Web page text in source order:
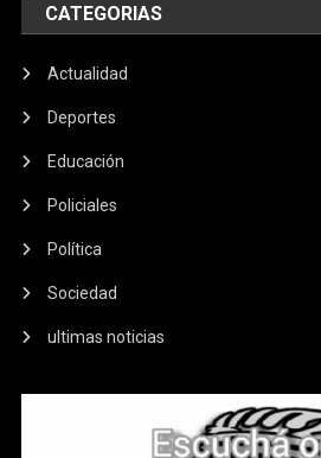
CATEGORIAS
Actualidad
Deportes
Educación
Policiales
Política
Sociedad
ultimas noticias